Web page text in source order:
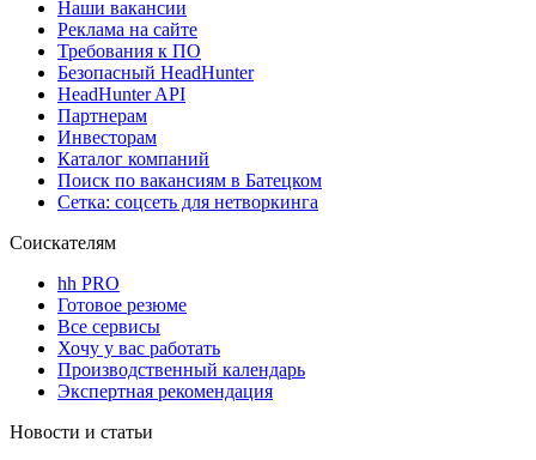
Наши вакансии
Реклама на сайте
Требования к ПО
Безопасный HeadHunter
HeadHunter API
Партнерам
Инвесторам
Каталог компаний
Поиск по вакансиям в Батецком
Сетка: соцсеть для нетворкинга
Соискателям
hh PRO
Готовое резюме
Все сервисы
Хочу у вас работать
Производственный календарь
Экспертная рекомендация
Новости и статьи